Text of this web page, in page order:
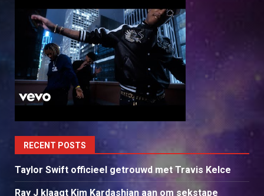
RECENT POSTS
Taylor Swift officieel getrouwd met Travis Kelce
Ray J klaagt Kim Kardashian aan om sekstape